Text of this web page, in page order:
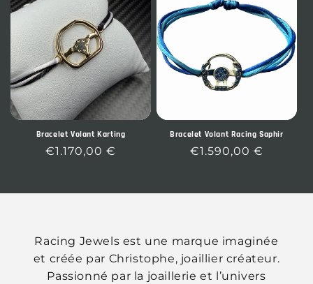
Bracelet Volant Karting
Prix
€1.170,00 €
Bracelet Volant Racing Saphir
Prix
€1.590,00 €
Racing Jewels est une marque imaginée
et créée par Christophe, joaillier créateur.
Passionné par la joaillerie et l’univers